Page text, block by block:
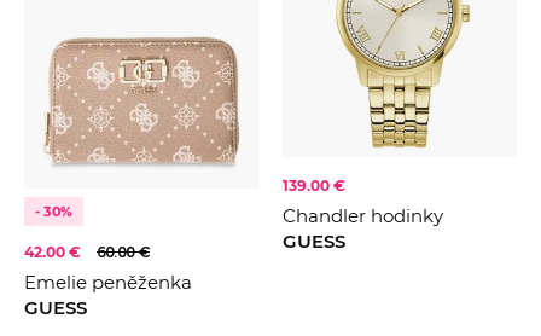
- 30%
42.00 € 60.00 €
Emelie peněženka
GUESS
139.00 €
Chandler hodinky
GUESS